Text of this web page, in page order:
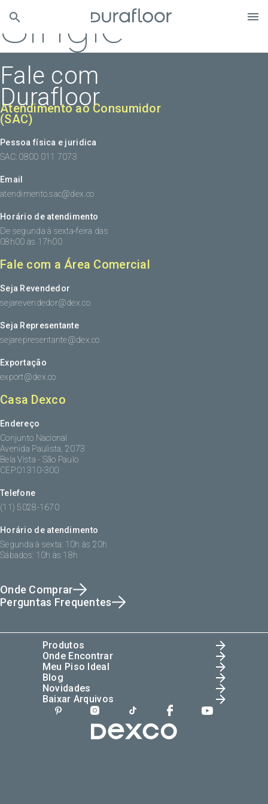
Single
Fale com
Durafloor
Atendimento ao Consumidor
(SAC)
Pessoa física e juridica
SAC: 0800 011 7073
Email
atendimento.sac@dex.co
Horário de atendimento
De segunda à sexta-feira das
08h00 às 17h00
Fale com a Área Comercial
Seja Revendedor
sejarevendedor@dex.co
Seja Representante
sejarepresentante@dex.co
Exportação
export@dex.co
Casa Dexco
Endereço
Conjunto Nacional
Avenida Paulista, 2073
Bela Vista - São Paulo
CEP:01310-300
Telefone
(11) 5028-1670
Horário de atendimento
Segunda à sexta: 10h às 20h
Sábados: 10h às 18h
Onde Comprar
Perguntas Frequentes
Produtos
Onde Encontrar
Meu Piso Ideal
Blog
Novidades
Baixar Arquivos